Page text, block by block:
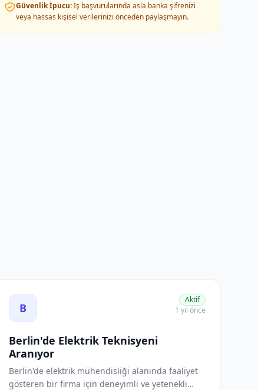
Güvenlik İpucu:İş başvurularında asla banka şifrenizi
veya hassas kişisel verilerinizi önceden paylaşmayın.
B
Aktif
1 yıl önce
Berlin'de Elektrik Teknisyeni
Aranıyor
Berlin'de elektrik mühendisliği alanında faaliyet
gösteren bir firma için deneyimli ve yetenekli